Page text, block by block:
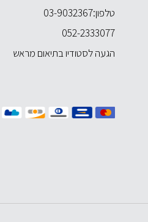
טלפון:03-9032367
052-2333077
הגעה לסטודיו בתיאום מראש